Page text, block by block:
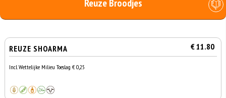
Reuze Broodjes
REUZE SHOARMA € 11.80
Incl. Wettelijke Milieu Toeslag € 0,25